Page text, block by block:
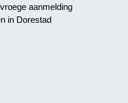
aanmelding
in Dorestad